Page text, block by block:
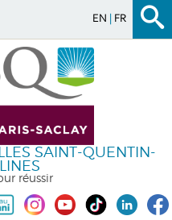
EN FR
SAINT-QUENTIN-
réussir